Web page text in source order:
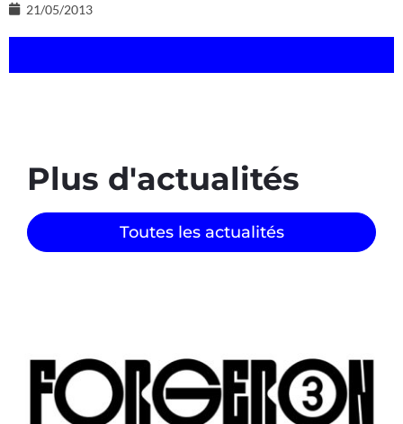
21/05/2013
Plus d'actualités
Toutes les actualités